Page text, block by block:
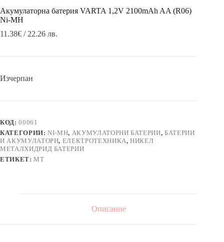
Акумулаторна батерия VARTA 1,2V 2100mAh AA (R06)
Ni-MH
11.38€ / 22.26 лв.
Изчерпан
КОД:00061
КАТЕГОРИИ:NI-MH, АКУМУЛАТОРНИ БАТЕРИИ,БАТЕРИИ
И АКУМУЛАТОРИ, ЕЛЕКТРОТЕХНИКА,НИКЕЛ
МЕТАЛХИДРИД БАТЕРИИ
ЕТИКЕТ:MT
Описание